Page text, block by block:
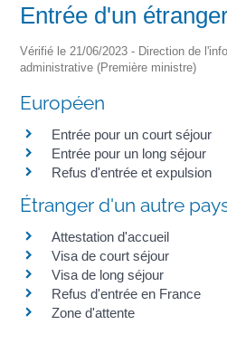
Entrée d'un
Vérifié le 21/06/2023 - Direction de
administrative (Première ministre)
Européen
Entrée pour un court séjour
Entrée pour un long séjour
Refus d'entrée et expulsion
Étranger d'un autre
Attestation d'accueil
Visa de court séjour
Visa de long séjour
Refus d'entrée en France
Zone d'attente